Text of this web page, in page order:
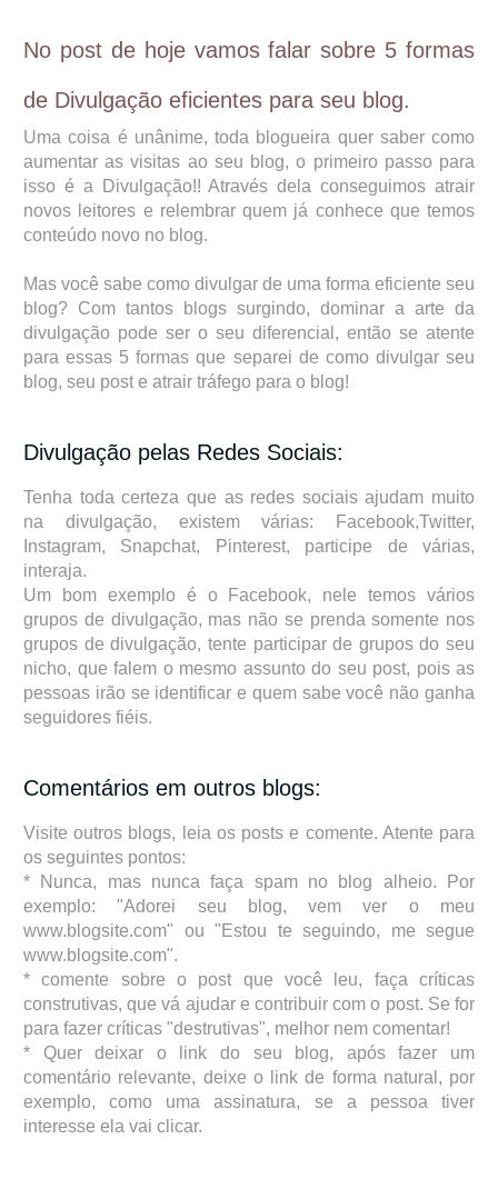
No post de hoje vamos falar sobre 5 formas
de Divulgação eficientes para seu blog.
Uma coisa é unânime, toda blogueira quer saber como
aumentar as visitas ao seu blog, o primeiro passo para
isso é a Divulgação!! Através dela conseguimos atrair
novos leitores e relembrar quem já conhece que temos
conteúdo novo no blog.
Mas você sabe como divulgar de uma forma eficiente seu
blog? Com tantos blogs surgindo, dominar a arte da
divulgação pode ser o seu diferencial, então se atente
para essas 5 formas que separei de como divulgar seu
blog, seu post e atrair tráfego para o blog!
Divulgação pelas Redes Sociais:
Tenha toda certeza que as redes sociais ajudam muito
na divulgação, existem várias: Facebook,Twitter,
Instagram, Snapchat, Pinterest, participe de várias,
interaja.
Um bom exemplo é o Facebook, nele temos vários
grupos de divulgação, mas não se prenda somente nos
grupos de divulgação, tente participar de grupos do seu
nicho, que falem o mesmo assunto do seu post, pois as
pessoas irão se identificar e quem sabe você não ganha
seguidores fiéis.
Comentários em outros blogs:
Visite outros blogs, leia os posts e comente. Atente para
os seguintes pontos:
* Nunca, mas nunca faça spam no blog alheio. Por
exemplo: "Adorei seu blog, vem ver o meu
www.blogsite.com" ou "Estou te seguindo, me segue
www.blogsite.com".
* comente sobre o post que você leu, faça críticas
construtivas, que vá ajudar e contribuir com o post. Se for
para fazer críticas "destrutivas", melhor nem comentar!
* Quer deixar o link do seu blog, após fazer um
comentário relevante, deixe o link de forma natural, por
exemplo, como uma assinatura, se a pessoa tiver
interesse ela vai clicar.